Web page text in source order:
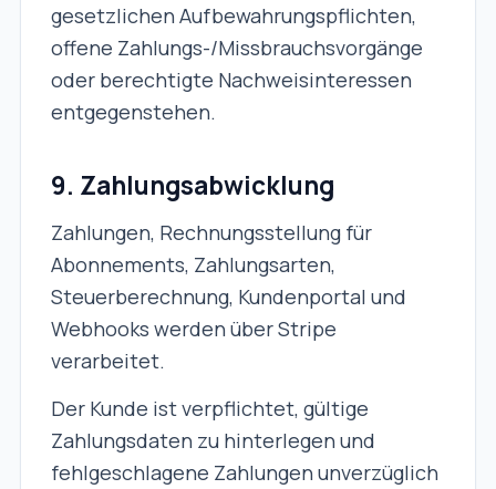
gesetzlichen Aufbewahrungspflichten,
offene Zahlungs-/Missbrauchsvorgänge
oder berechtigte Nachweisinteressen
entgegenstehen.
9. Zahlungsabwicklung
Zahlungen, Rechnungsstellung für
Abonnements, Zahlungsarten,
Steuerberechnung, Kundenportal und
Webhooks werden über Stripe
verarbeitet.
Der Kunde ist verpflichtet, gültige
Zahlungsdaten zu hinterlegen und
fehlgeschlagene Zahlungen unverzüglich